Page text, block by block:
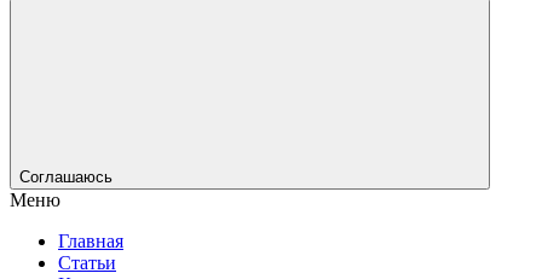
Соглашаюсь
Меню
Главная
Статьи